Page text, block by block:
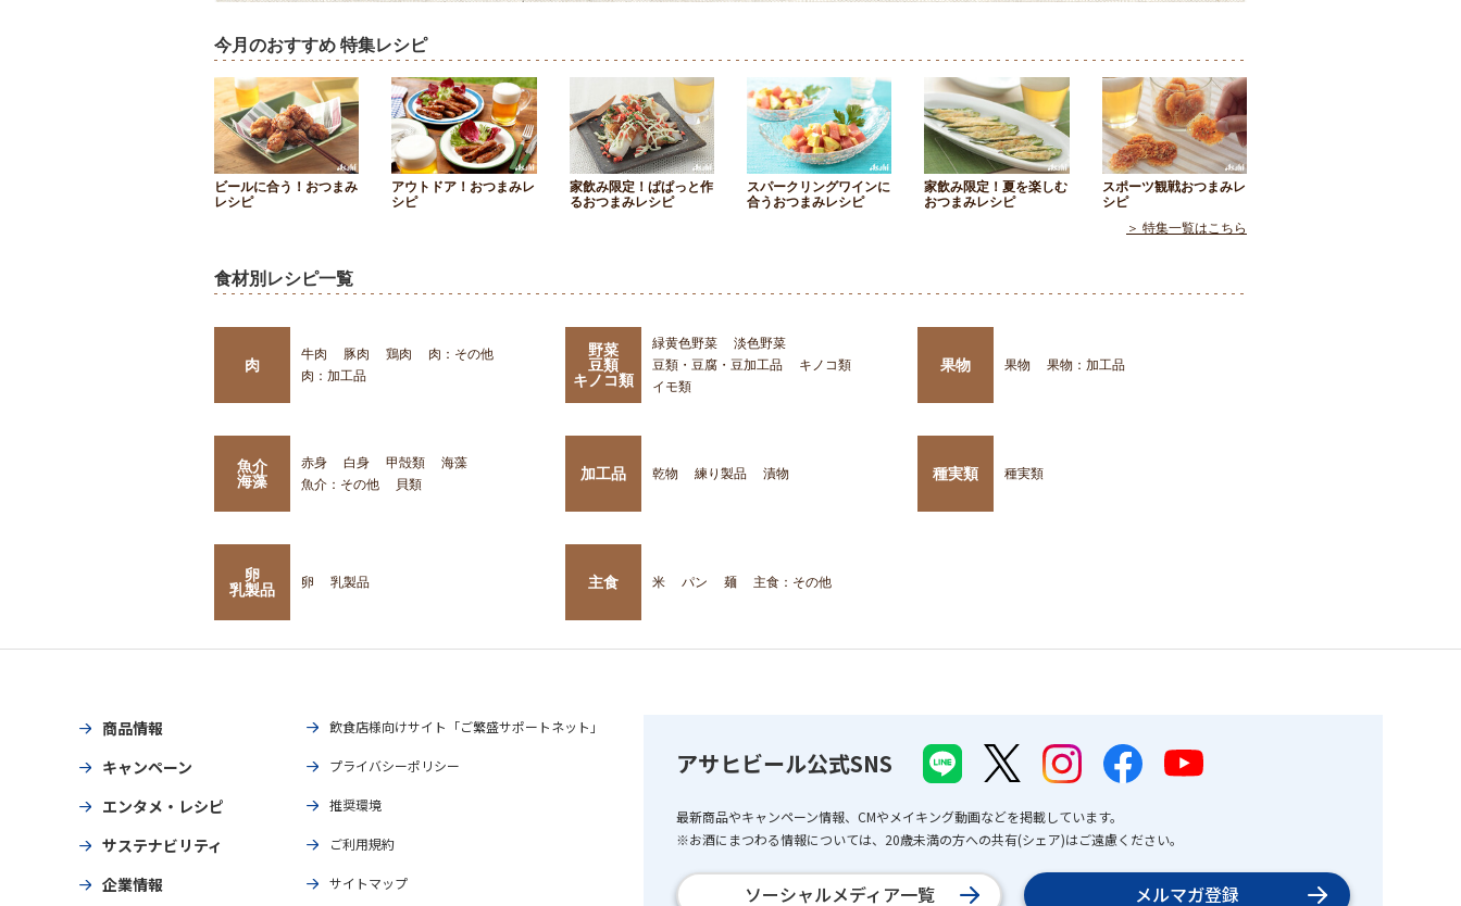
今月のおすすめ 特集レシピ
ビールに合う！おつまみ
レシピ
アウトドア！おつまみレ
シピ
家飲み限定！ぱぱっと作
るおつまみレシピ
スパークリングワインに
合うおつまみレシピ
家飲み限定！夏を楽しむ
おつまみレシピ
スポーツ観戦おつまみレ
シピ
＞ 特集一覧はこちら
食材別レシピ一覧
肉
牛肉 豚肉 鶏肉
肉：その他
肉：加工品
野菜
豆類
キノコ類
緑黄色野菜
淡色野菜
豆類・豆腐・豆加工品
キノコ類
イモ類
果物 果物 果物：加工品
魚介
海藻
赤身 白身 甲殻類
海藻
魚介：その他
貝類
加工品 乾物 練り製品 漬物 種実類 種実類
卵
乳製品
卵 乳製品 主食 米 パン 麺 主食：その他
商品情報
キャンペーン
エンタメ・レシピ
サステナビリティ
企業情報
飲食店様向けサイト「ご繁盛サポートネット」
プライバシーポリシー
推奨環境
ご利用規約
サイトマップ
アサヒビール公式SNS
最新商品やキャンペーン情報、CMやメイキング動画などを掲載しています。
※お酒にまつわる情報については、20歳未満の方への共有(シェア)はご遠慮ください。
ソーシャルメディア一覧 メルマガ登録